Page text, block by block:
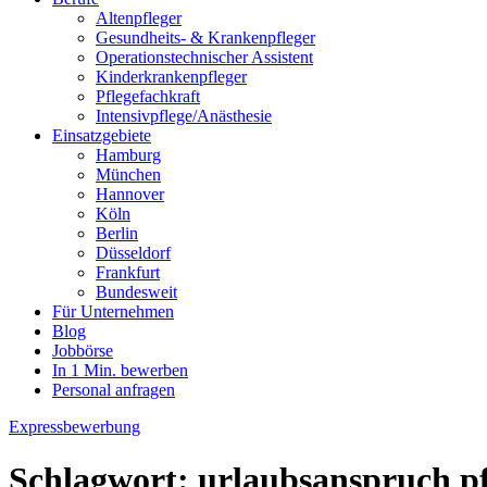
Altenpfleger
Gesundheits- & Krankenpfleger
Operationstechnischer Assistent
Kinderkrankenpfleger
Pflegefachkraft
Intensivpflege/Anästhesie
Einsatzgebiete
Hamburg
München
Hannover
Köln
Berlin
Düsseldorf
Frankfurt
Bundesweit
Für Unternehmen
Blog
Jobbörse
In 1 Min. bewerben
Personal anfragen
Expressbewerbung